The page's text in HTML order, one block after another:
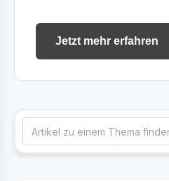
Jetzt mehr erfahren